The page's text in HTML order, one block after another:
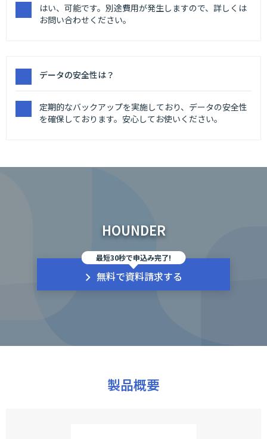
はい、可能です。別途費用が発生しますので、詳しくは
お問い合わせください。
データの安全性は？
定期的なバックアップを実施しており、データの安全性
を確保しております。安心してお使いください。
HOUNDER
最短30秒で申込み完了!
無料で資料請求する
製品概要